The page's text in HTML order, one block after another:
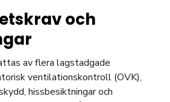
och
av flera lagstadgade
ventilationskontroll (OVK),
hissbesiktningar och